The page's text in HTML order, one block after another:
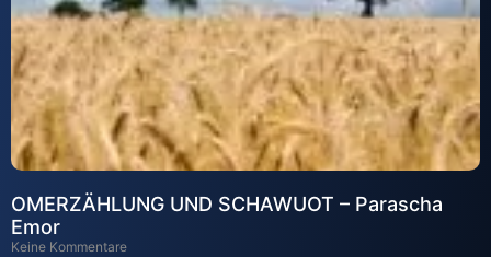
OMERZÄHLUNG UND SCHAWUOT – Parascha
Emor
Keine Kommentare